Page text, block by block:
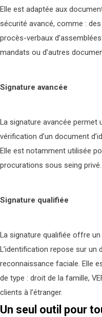
Elle est adaptée aux
sécurité avancé, comme :
procès-verbaux
mandats ou d’autres
Signature avancée
La signature avancée
vérification d’un document
Elle est notamment utilisée
procurations sous seing privé.
Signature qualifiée
La signature qualifiée offre
L’identification repose sur un
reconnaissance faciale. Elle
de type : droit de la famille,
clients à l’étranger.
Un seul outil pour